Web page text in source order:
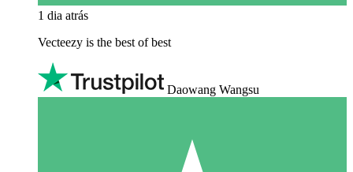
1 dia atrás
Vecteezy is the best of best
Daowang Wangsu